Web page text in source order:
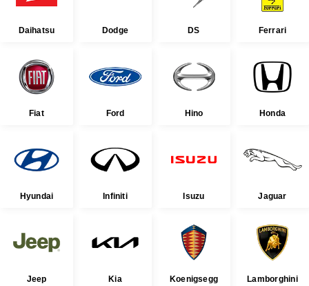
Daihatsu Dodge DS Ferrari
Fiat Ford Hino Honda
Hyundai Infiniti Isuzu Jaguar
Jeep Kia Koenigsegg Lamborghini